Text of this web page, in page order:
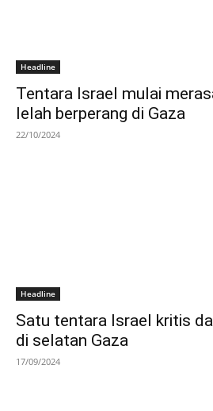
Headline
Tentara Israel mulai
lelah berperang di Gaza
22/10/2024
Headline
Satu tentara Israel kritis
di selatan Gaza
17/09/2024